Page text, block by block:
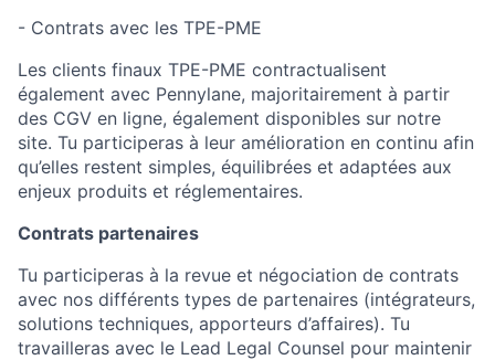
- Contrats avec les TPE-PME
Les clients finaux TPE-PME contractualisent
également avec Pennylane, majoritairement à partir
des CGV en ligne, également disponibles sur notre
site. Tu participeras à leur amélioration en continu afin
qu’elles restent simples, équilibrées et adaptées aux
enjeux produits et réglementaires.
Contrats partenaires
Tu participeras à la revue et négociation de contrats
avec nos différents types de partenaires (intégrateurs,
solutions techniques, apporteurs d’affaires). Tu
travailleras avec le Lead Legal Counsel pour maintenir